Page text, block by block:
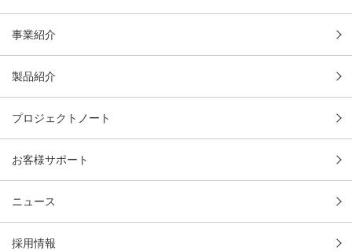
事業紹介
製品紹介
プロジェクトノート
お客様サポート
ニュース
採用情報